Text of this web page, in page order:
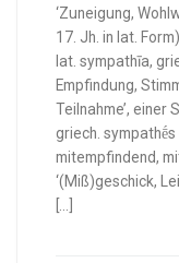
‘Zuneigung,
17. Jh. in lat.
lat. sympathīa,
Empfindung,
Teilnahme’, einer
griech.
mitempfindend,
‘(Miß)geschick,